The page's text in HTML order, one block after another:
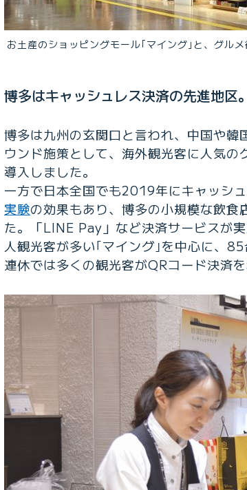
お土産のショッピングモール｢マイング｣と、グル
博多はキャッシュレス決済の先進地区
博多は九州の玄関口と言われ、中国や
ウンド施策として、海外観光客に人気
導入しました。
一方で日本全国でも2019年にキャッシュ
実験の効果もあり、博多の小規模な飲
た。「LINE Pay」など決済サービスが
人観光客が多い｢マイング｣を中心に、
連休では多くの観光客がQRコード決済を